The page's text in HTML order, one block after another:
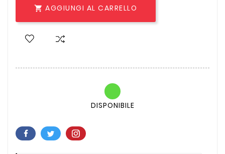
 AGGIUNGI AL CARRELLO
DISPONIBILE